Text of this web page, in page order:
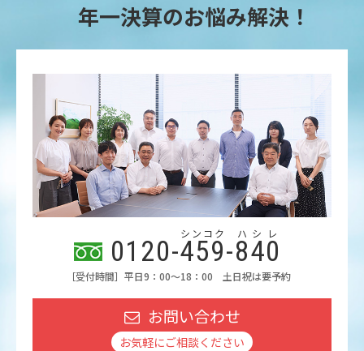
年一決算のお悩み解決！
0120-459
シンコク
-840
ハシレ
［受付時間］平日9：00～18：00 土日祝は要予約
お問い合わせ
お気軽にご相談ください